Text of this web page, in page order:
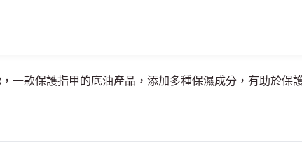
一款保護指甲的底油產品，添加多種保濕成分，有助於保